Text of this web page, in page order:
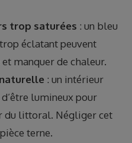
trop saturées : un bleu
éclatant peuvent
manquer de chaleur.
: un intérieur
lumineux pour
du littoral. Négliger cet
terne.